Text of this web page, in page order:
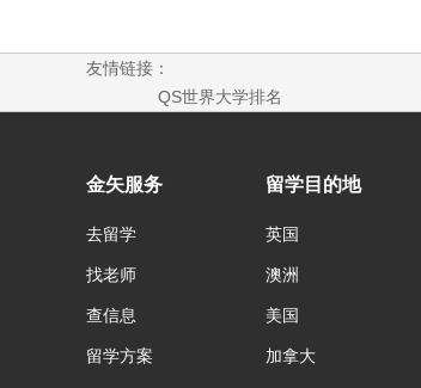
友情链接：
QS世界大学排名
金矢服务
去留学
找老师
查信息
留学方案
留学目的地
英国
澳洲
美国
加拿大